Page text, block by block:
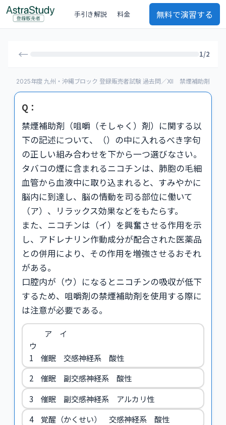
手引き解説 料金 無料で演習する
← 1/2
2025年度 九州・沖縄ブロック 登録販売者試験 過去問／XII 禁煙補助剤
Q：
禁煙補助剤（咀嚼（そしゃく）剤）に関する以
下の記述について、（）の中に入れるべき字句
の正しい組み合わせを下から一つ選びなさい。
タバコの煙に含まれるニコチンは、肺胞の毛細
血管から血液中に取り込まれると、すみやかに
脳内に到達し、脳の情動を司る部位に働いて
（ア）、リラックス効果などをもたらす。
また、ニコチンは（イ）を興奮させる作用を示
し、アドレナリン作動成分が配合された医薬品
との併用により、その作用を増強させるおそれ
がある。
口腔内が（ウ）になるとニコチンの吸収が低下
するため、咀嚼剤の禁煙補助剤を使用する際に
は注意が必要である。
ア イ
ウ
1 催眠 交感神経系 酸性
2 催眠 副交感神経系 酸性
3 催眠 副交感神経系 アルカリ性
4 覚醒（かくせい） 交感神経系 酸性